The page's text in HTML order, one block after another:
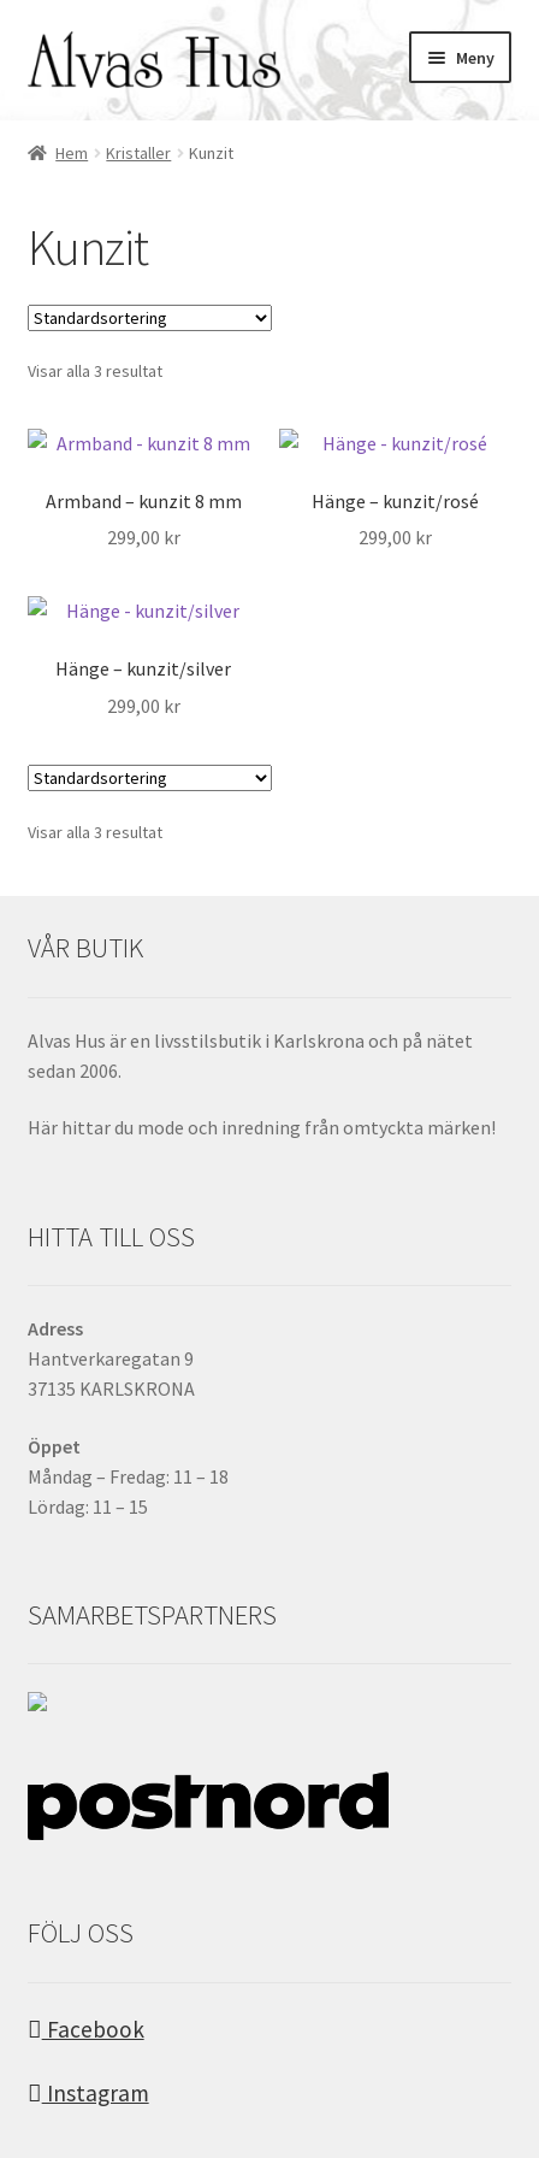
Hoppa
till
navigering
Hoppa
till
Meny
Hem Kristaller Kunzit
Kunzit
Visar alla 3 resultat
Armband – kunzit 8 mm
299,00 kr
Hänge – kunzit/rosé
299,00 kr
Hänge – kunzit/silver
299,00 kr
Visar alla 3 resultat
VÅR BUTIK
Alvas Hus är en livsstilsbutik i Karlskrona och på nätet
sedan 2006.
Här hittar du mode och inredning från omtyckta märken!
HITTA TILL OSS
Adress
Hantverkaregatan 9
37135 KARLSKRONA
Öppet
Måndag – Fredag: 11 – 18
Lördag: 11 – 15
SAMARBETSPARTNERS
FÖLJ OSS
Facebook
Instagram